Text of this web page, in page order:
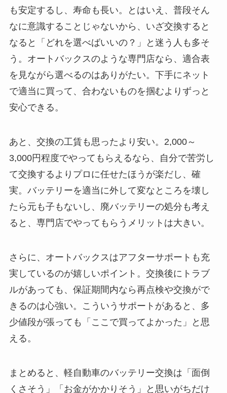
も安定するし、寿命も長い。とはいえ、普段そん
なに意識することじゃないから、いざ交換すると
なると「どれを選べばいいの？」と迷う人も多そ
う。オートバックスのような専門店なら、適合表
を見ながら選べるのはありがたい。下手にネット
で適当に買って、合わないものを掴むよりずっと
安心できる。
あと、交換の工賃も思ったより安い。2,000～
3,000円程度でやってもらえるなら、自分で苦労し
て交換するよりプロに任せたほうが楽だし、確
実。バッテリーを適当に外して変なところを壊し
たら元も子もないし、廃バッテリーの処分も考え
ると、専門店でやってもらうメリットは大きい。
さらに、オートバックスはアフターサポートも充
実しているのが嬉しいポイント。交換後にトラブ
ルがあっても、保証期間内なら再点検や交換がで
きるのは心強い。こういうサポートがあると、多
少値段が張っても「ここで買ってよかった」と思
える。
まとめると、軽自動車のバッテリー交換は「面倒
くさそう」「お金がかかりそう」と思いがちだけ